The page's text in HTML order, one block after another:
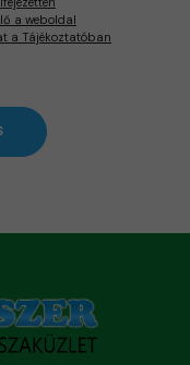
a weboldal
a Tájékoztatóban